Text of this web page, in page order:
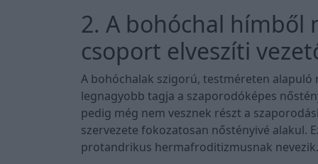
2. A bohóchal hímből
csoport elveszíti
A bohóchalak szigorú, testméreten
legnagyobb tagja a szaporodóképes
pedig még nem vesznek részt a
szervezete fokozatosan nőstényivé alakul.
protandrikus hermafroditizmusnak nevezik.